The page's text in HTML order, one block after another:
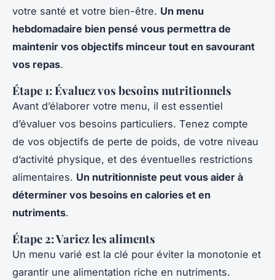
votre santé et votre bien-être. Un menu
hebdomadaire bien pensé vous permettra de
maintenir vos objectifs minceur tout en savourant
vos repas.
Étape 1: Évaluez vos besoins nutritionnels
Avant d’élaborer votre menu, il est essentiel
d’évaluer vos besoins particuliers. Tenez compte
de vos objectifs de perte de poids, de votre niveau
d’activité physique, et des éventuelles restrictions
alimentaires. Un nutritionniste peut vous aider à
déterminer vos besoins en calories et en
nutriments.
Étape 2: Variez les aliments
Un menu varié est la clé pour éviter la monotonie et
garantir une alimentation riche en nutriments.